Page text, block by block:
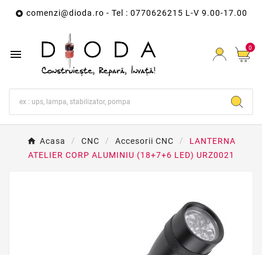
 comenzi@dioda.ro - Tel : 0770626215 L-V 9.00-17.00
 0
Acasa CNC Accesorii CNC
LANTERNA
ATELIER CORP ALUMINIU (18+7+6 LED) URZ0021